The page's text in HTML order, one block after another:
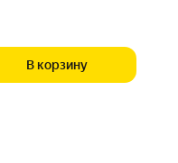
В корзину